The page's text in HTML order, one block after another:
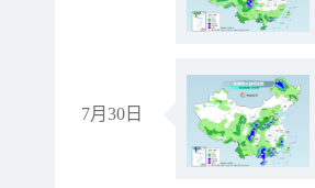
7月30日